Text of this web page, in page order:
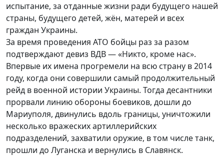
испытание, за отданные жизни ради будущего нашей
страны, будущего детей, жён, матерей и всех
граждан Украины.
За время проведения АТО бойцы раз за разом
подтверждают девиз ВДВ — «Никто, кроме нас».
Впервые их имена прогремели на всю страну в 2014
году, когда они совершили самый продолжительный
рейд в военной истории Украины. Тогда десантники
прорвали линию обороны боевиков, дошли до
Мариуполя, двинулись вдоль границы, уничтожили
несколько вражеских артиллерийских
подразделений, захватили оружие, в том числе танк,
прошли до Луганска и вернулись в Славянск.